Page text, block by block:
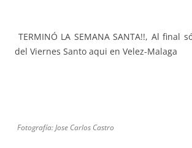
TERMINÓ LA SEMANA SANTA!!, Al final
del Viernes Santo aqui en Velez-Malaga
Fotografía: Jose Carlos Castro